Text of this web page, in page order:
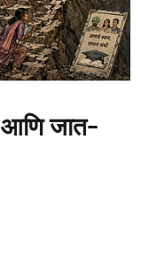
आणि जात-